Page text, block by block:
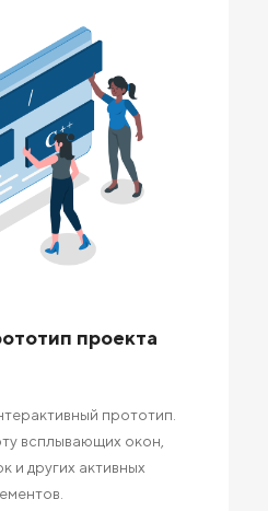
проекта
прототип.
всплывающих окон,
и других активных